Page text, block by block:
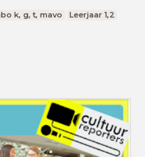
k, g, t, mavo Leerjaar 1,2